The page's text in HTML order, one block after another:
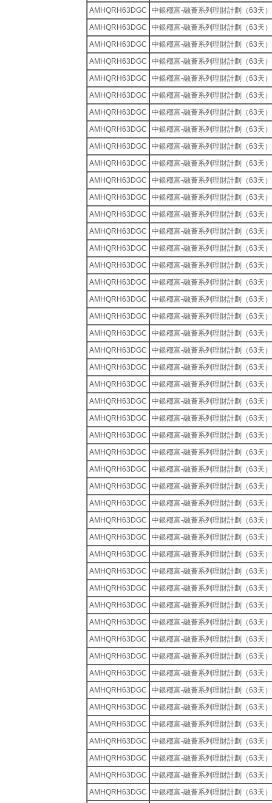
AMHQRH63DGC
中銀穩富-融薈系列理財計劃（63天）
AMHQRH63DGC
中銀穩富-融薈系列理財計劃（63天）
AMHQRH63DGC
中銀穩富-融薈系列理財計劃（63天）
AMHQRH63DGC
中銀穩富-融薈系列理財計劃（63天）
AMHQRH63DGC
中銀穩富-融薈系列理財計劃（63天）
AMHQRH63DGC
中銀穩富-融薈系列理財計劃（63天）
AMHQRH63DGC
中銀穩富-融薈系列理財計劃（63天）
AMHQRH63DGC
中銀穩富-融薈系列理財計劃（63天）
AMHQRH63DGC
中銀穩富-融薈系列理財計劃（63天）
AMHQRH63DGC
中銀穩富-融薈系列理財計劃（63天）
AMHQRH63DGC
中銀穩富-融薈系列理財計劃（63天）
AMHQRH63DGC
中銀穩富-融薈系列理財計劃（63天）
AMHQRH63DGC
中銀穩富-融薈系列理財計劃（63天）
AMHQRH63DGC
中銀穩富-融薈系列理財計劃（63天）
AMHQRH63DGC
中銀穩富-融薈系列理財計劃（63天）
AMHQRH63DGC
中銀穩富-融薈系列理財計劃（63天）
AMHQRH63DGC
中銀穩富-融薈系列理財計劃（63天）
AMHQRH63DGC
中銀穩富-融薈系列理財計劃（63天）
AMHQRH63DGC
中銀穩富-融薈系列理財計劃（63天）
AMHQRH63DGC
中銀穩富-融薈系列理財計劃（63天）
AMHQRH63DGC
中銀穩富-融薈系列理財計劃（63天）
AMHQRH63DGC
中銀穩富-融薈系列理財計劃（63天）
AMHQRH63DGC
中銀穩富-融薈系列理財計劃（63天）
AMHQRH63DGC
中銀穩富-融薈系列理財計劃（63天）
AMHQRH63DGC
中銀穩富-融薈系列理財計劃（63天）
AMHQRH63DGC
中銀穩富-融薈系列理財計劃（63天）
AMHQRH63DGC
中銀穩富-融薈系列理財計劃（63天）
AMHQRH63DGC
中銀穩富-融薈系列理財計劃（63天）
AMHQRH63DGC
中銀穩富-融薈系列理財計劃（63天）
AMHQRH63DGC
中銀穩富-融薈系列理財計劃（63天）
AMHQRH63DGC
中銀穩富-融薈系列理財計劃（63天）
AMHQRH63DGC
中銀穩富-融薈系列理財計劃（63天）
AMHQRH63DGC
中銀穩富-融薈系列理財計劃（63天）
AMHQRH63DGC
中銀穩富-融薈系列理財計劃（63天）
AMHQRH63DGC
中銀穩富-融薈系列理財計劃（63天）
AMHQRH63DGC
中銀穩富-融薈系列理財計劃（63天）
AMHQRH63DGC
中銀穩富-融薈系列理財計劃（63天）
AMHQRH63DGC
中銀穩富-融薈系列理財計劃（63天）
AMHQRH63DGC
中銀穩富-融薈系列理財計劃（63天）
AMHQRH63DGC
中銀穩富-融薈系列理財計劃（63天）
AMHQRH63DGC
中銀穩富-融薈系列理財計劃（63天）
AMHQRH63DGC
中銀穩富-融薈系列理財計劃（63天）
AMHQRH63DGC
中銀穩富-融薈系列理財計劃（63天）
AMHQRH63DGC
中銀穩富-融薈系列理財計劃（63天）
AMHQRH63DGC
中銀穩富-融薈系列理財計劃（63天）
AMHQRH63DGC
中銀穩富-融薈系列理財計劃（63天）
AMHQRH63DGC
中銀穩富-融薈系列理財計劃（63天）